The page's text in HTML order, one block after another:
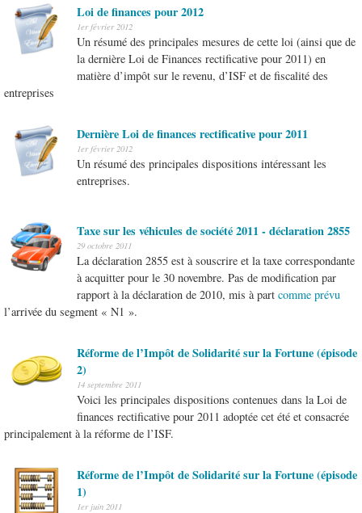
Loi de finances pour 2012
1er février 2012
Un résumé des principales mesures de cette loi (ainsi que de
la dernière Loi de Finances rectificative pour 2011) en
matière d’impôt sur le revenu, d’ISF et de fiscalité des
entreprises
Dernière Loi de finances rectificative pour 2011
1er février 2012
Un résumé des principales dispositions intéressant les
entreprises.
Taxe sur les véhicules de société 2011 - déclaration 2855
29 octobre 2011
La déclaration 2855 est à souscrire et la taxe correspondante
à acquitter pour le 30 novembre. Pas de modification par
rapport à la déclaration de 2010, mis à part comme prévu
l’arrivée du segment « N1 ».
Réforme de l’Impôt de Solidarité sur la Fortune (épisode
2)
14 septembre 2011
Voici les principales dispositions contenues dans la Loi de
finances rectificative pour 2011 adoptée cet été et consacrée
principalement à la réforme de l’ISF.
Réforme de l’Impôt de Solidarité sur la Fortune (épisode
1)
1er juin 2011